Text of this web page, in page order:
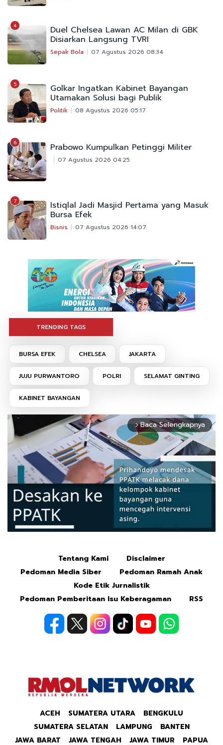
4 Duel Chelsea Lawan AC Milan di GBK
Disiarkan Langsung TVRI
Sepak Bola 07 Agustus 2026 08:34
5 Golkar Ingatkan Kabinet Bayangan
Utamakan Solusi bagi Publik
Politik 08 Agustus 2026 05:17
6 Prabowo Kumpulkan Petinggi Militer
07 Agustus 2026 04:25
7 Istiqlal Jadi Masjid Pertama yang Masuk
Bursa Efek
Bisnis 07 Agustus 2026 14:07
TRENDING TAGS
BURSA EFEK CHELSEA JAKARTA
JUJU PURWANTORO POLRI SELAMAT GINTING
KABINET BAYANGAN
arrow_forward_ios Baca Selengkapnya
Tentang Kami
Disclaimer
Pedoman Media Siber
Pedoman Ramah Anak
Kode Etik Jurnalistik
Pedoman Pemberitaan Isu Keberagaman
RSS
ACEH SUMATERA UTARA
BENGKULU
SUMATERA SELATAN
LAMPUNG
BANTEN
JAWA BARAT
JAWA TENGAH JAWA TIMUR PAPUA